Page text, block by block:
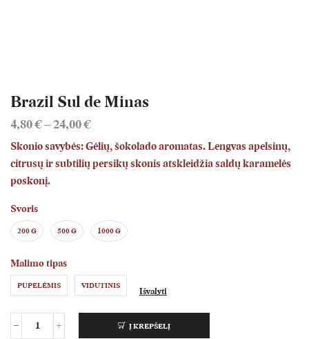
Brazil Sul de Minas
4,80€–24,00€
range:
4,80 €
through
Skonio savybės:Gėlių, šokolado aromatas. Lengvas apelsinų,
citrusų ir subtilių persikų skonis atskleidžia saldų karamelės
poskonį.
Svoris
200 G 500 G 1000 G
Malimo tipas
PUPELĖMIS VIDUTINIS
Išvalyti
produkto
Į KREPŠELĮ